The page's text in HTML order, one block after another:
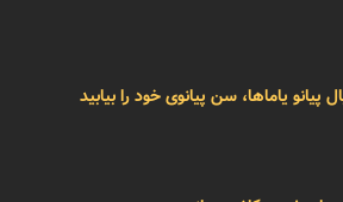
پیانو یاماها، سن پیانوی خود را بیابید